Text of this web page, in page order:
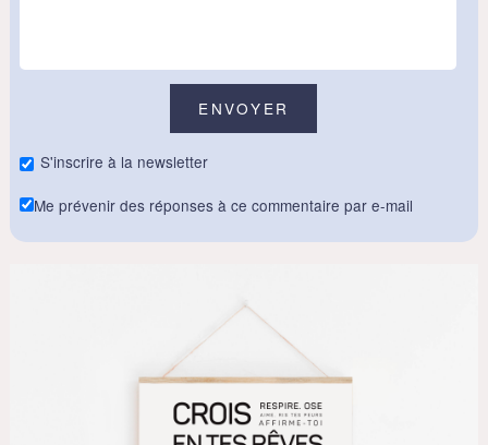
S'inscrire à la newsletter
Me prévenir des réponses à ce commentaire par e-mail